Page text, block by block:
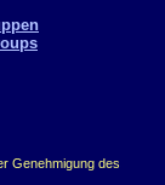
Genehmigung des